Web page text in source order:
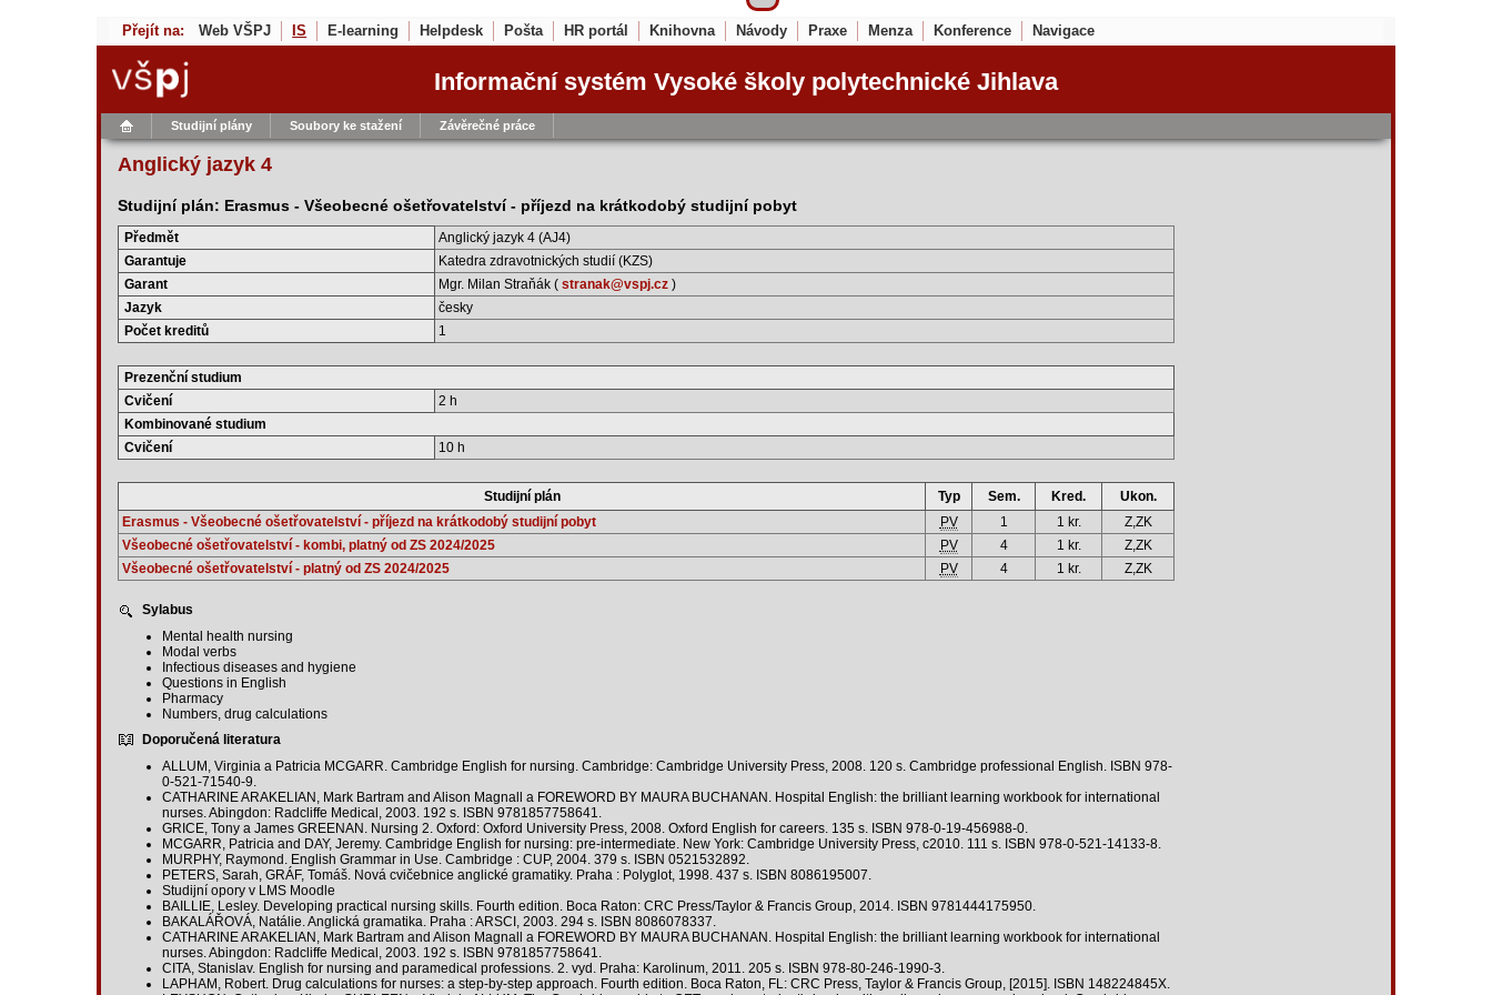
Přejít na: Web VŠPJ IS E-learning Helpdesk Pošta HR portál Knihovna Návody Praxe Menza Konference Navigace
Informační systém Vysoké školy polytechnické Jihlava
Studijní plány Soubory ke stažení Závěrečné práce
Anglický jazyk 4
Studijní plán: Erasmus - Všeobecné ošetřovatelství - příjezd na krátkodobý studijní pobyt
Předmět
Anglický jazyk 4 (AJ4)
Garantuje
Katedra zdravotnických studií (KZS)
Garant
Mgr. Milan Straňák ( stranak@vspj.cz )
Jazyk
česky
Počet kreditů
1
Prezenční studium
Cvičení
2 h
Kombinované studium
Cvičení
10 h
Studijní plán Typ Sem. Kred.
Ukon.
Erasmus - Všeobecné ošetřovatelství - příjezd na krátkodobý studijní pobyt
PV 1 1 kr.
Z,ZK
Všeobecné ošetřovatelství - kombi, platný od ZS 2024/2025
PV 4 1 kr.
Z,ZK
Všeobecné ošetřovatelství - platný od ZS 2024/2025
PV 4 1 kr. Z,ZK
Sylabus
Mental health nursing
Modal verbs
Infectious diseases and hygiene
Questions in English
Pharmacy
Numbers, drug calculations
Doporučená literatura
ALLUM, Virginia a Patricia MCGARR. Cambridge English for nursing. Cambridge: Cambridge University Press, 2008. 120 s. Cambridge professional English. ISBN 978-
0-521-71540-9.
CATHARINE ARAKELIAN, Mark Bartram and Alison Magnall a FOREWORD BY MAURA BUCHANAN. Hospital English: the brilliant learning workbook for international
nurses. Abingdon: Radcliffe Medical, 2003. 192 s. ISBN 9781857758641.
GRICE, Tony a James GREENAN. Nursing 2. Oxford: Oxford University Press, 2008. Oxford English for careers. 135 s. ISBN 978-0-19-456988-0.
MCGARR, Patricia and DAY, Jeremy. Cambridge English for nursing: pre-intermediate. New York: Cambridge University Press, c2010. 111 s. ISBN 978-0-521-14133-8.
MURPHY, Raymond. English Grammar in Use. Cambridge : CUP, 2004. 379 s. ISBN 0521532892.
PETERS, Sarah, GRÁF, Tomáš. Nová cvičebnice anglické gramatiky. Praha : Polyglot, 1998. 437 s. ISBN 8086195007.
Studijní opory v LMS Moodle
BAILLIE, Lesley. Developing practical nursing skills. Fourth edition. Boca Raton: CRC Press/Taylor & Francis Group, 2014. ISBN 9781444175950.
BAKALÁŘOVÁ, Natálie. Anglická gramatika. Praha : ARSCI, 2003. 294 s. ISBN 8086078337.
CATHARINE ARAKELIAN, Mark Bartram and Alison Magnall a FOREWORD BY MAURA BUCHANAN. Hospital English: the brilliant learning workbook for international
nurses. Abingdon: Radcliffe Medical, 2003. 192 s. ISBN 9781857758641.
CITA, Stanislav. English for nursing and paramedical professions. 2. vyd. Praha: Karolinum, 2011. 205 s. ISBN 978-80-246-1990-3.
LAPHAM, Robert. Drug calculations for nurses: a step-by-step approach. Fourth edition. Boca Raton, FL: CRC Press, Taylor & Francis Group, [2015]. ISBN 148224845X.